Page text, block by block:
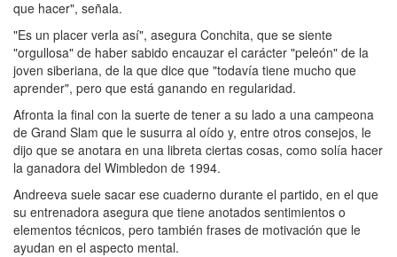
que hacer", señala.
"Es un placer verla así", asegura Conchita, que se siente
"orgullosa" de haber sabido encauzar el carácter "peleón" de la
joven siberiana, de la que dice que "todavía tiene mucho que
aprender", pero que está ganando en regularidad.
Afronta la final con la suerte de tener a su lado a una campeona
de Grand Slam que le susurra al oído y, entre otros consejos, le
dijo que se anotara en una libreta ciertas cosas, como solía hacer
la ganadora del Wimbledon de 1994.
Andreeva suele sacar ese cuaderno durante el partido, en el que
su entrenadora asegura que tiene anotados sentimientos o
elementos técnicos, pero también frases de motivación que le
ayudan en el aspecto mental.